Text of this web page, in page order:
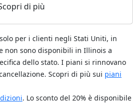
di più
per i clienti negli Stati Uniti, in
non sono disponibili in Illinois a
dello stato. I piani si rinnovano
Scopri di più sui piani
. Lo sconto del 20% è disponibile